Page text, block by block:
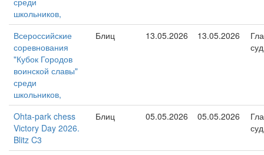
школьников,
Всероссийские
соревнования
"Кубок Городов
воинской славы"
среди
школьников,
Блиц 13.05.2026 13.05.2026
Ohta-park chess
Victory Day 2026.
Blitz C3
Блиц 05.05.2026 05.05.2026